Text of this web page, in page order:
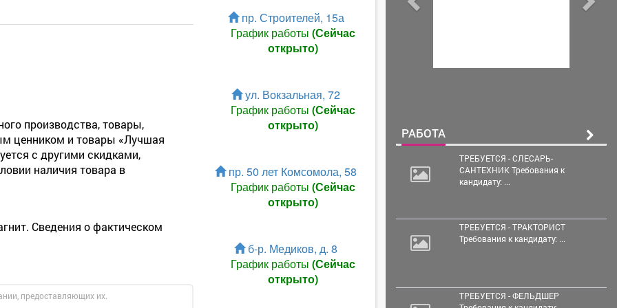
производства, товары,
ценником и товары «Лучшая
с другими скидками,
наличия товара в
Сведения о фактическом
предоставляющих их.
пр. Строителей, 15а
График работы (Сейчас
открыто)
ул. Вокзальная, 72
График работы (Сейчас
открыто)
пр. 50 лет Комсомола, 58
График работы (Сейчас
открыто)
б-р. Медиков, д. 8
График работы (Сейчас
открыто)
РАБОТА
ТРЕБУЕТСЯ - СЛЕСАРЬ-
САНТЕХНИК Требования к
кандидату: ...
ТРЕБУЕТСЯ - ТРАКТОРИСТ
Требования к кандидату: ...
ТРЕБУЕТСЯ - ФЕЛЬДШЕР